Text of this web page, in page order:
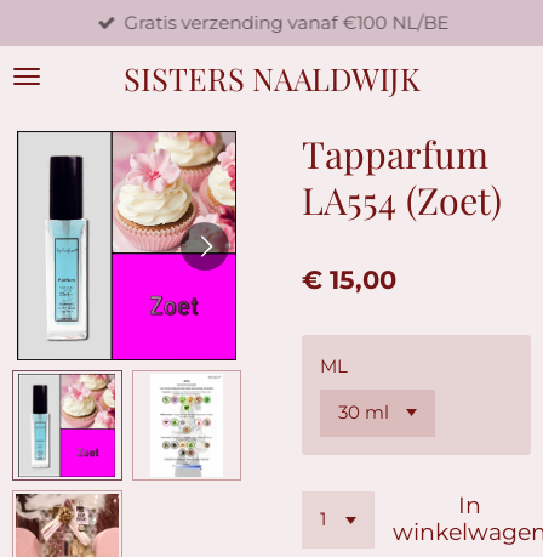
direct
naar
hoofdinhoud
SISTERS NAALDWIJK
Gratis verzending vanaf €100 NL/BE
Tapparfum
LA554 (Zoet)
€ 15,00
ML
In